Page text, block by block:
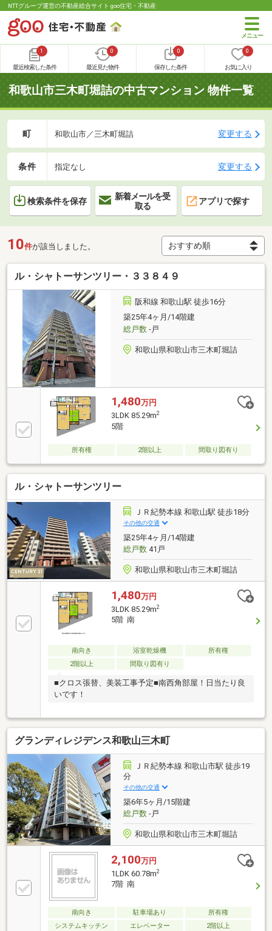
NTTグループ運営の不動産総合サイト goo住宅・不動産
1
最近検索した条件
0
最近見た物件
0
保存した条件
0
お気に入り
和歌山市三木町堀詰の中古マンション 物件一覧
町 和歌山市／三木町堀詰 変更する
条件 指定なし 変更する
検索条件を保存
新着メールを受
取る
アプリで探す
10件が該当しました。
ル・シャトーサンツリー・３３８４９
阪和線 和歌山駅 徒歩16分
築25年4ヶ月/14階建
総戸数-戸
和歌山県和歌山市三木町堀詰
1,480万円
3LDK 85.29m2
5階
所有権 2階以上 間取り図有り
ル・シャトーサンツリー
ＪＲ紀勢本線 和歌山駅 徒歩18分
その他の交通
築25年4ヶ月/14階建
総戸数41戸
和歌山県和歌山市三木町堀詰
1,480万円
3LDK 85.29m2
5階 南
南向き 浴室乾燥機
所有権
2階以上
間取り図有り
■クロス張替、美装工事予定■南西角部屋！日当たり良
いです！
グランディレジデンス和歌山三木町
ＪＲ紀勢本線 和歌山市駅 徒歩19
分
その他の交通
築6年5ヶ月/15階建
総戸数-戸
和歌山県和歌山市三木町堀詰
2,100万円
1LDK 60.78m2
7階 南
南向き 駐車場あり
所有権
システムキッチン
エレベーター 2階以上